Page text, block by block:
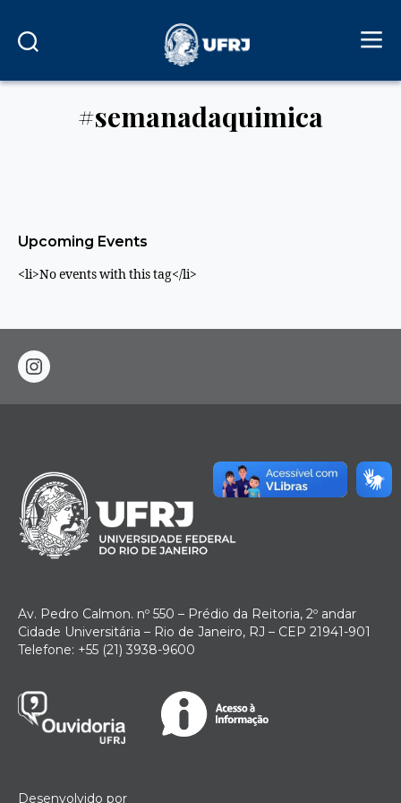
#semanadaquimica
Upcoming Events
<li>No events with this tag</li>
instagram
Av. Pedro Calmon. nº 550 – Prédio da Reitoria, 2º andar
Cidade Universitária – Rio de Janeiro, RJ – CEP 21941-901
Telefone: +55 (21) 3938-9600
Desenvolvido por